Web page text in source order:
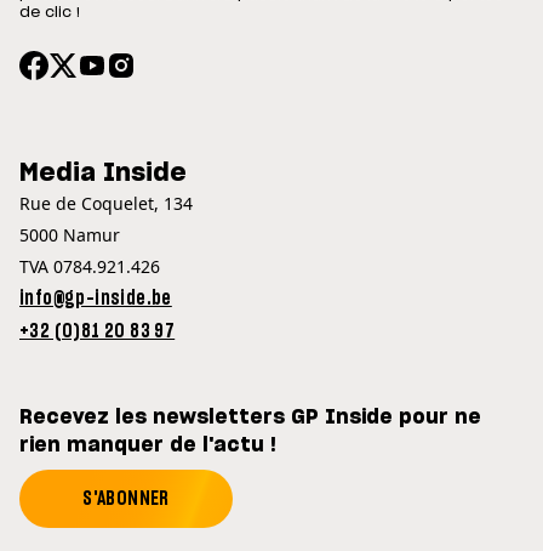
de clic !
Media Inside
Rue de Coquelet, 134
5000 Namur
TVA 0784.921.426
info@gp-inside.be
+32 (0)81 20 83 97
Recevez les newsletters GP Inside pour ne
rien manquer de l'actu !
S'ABONNER